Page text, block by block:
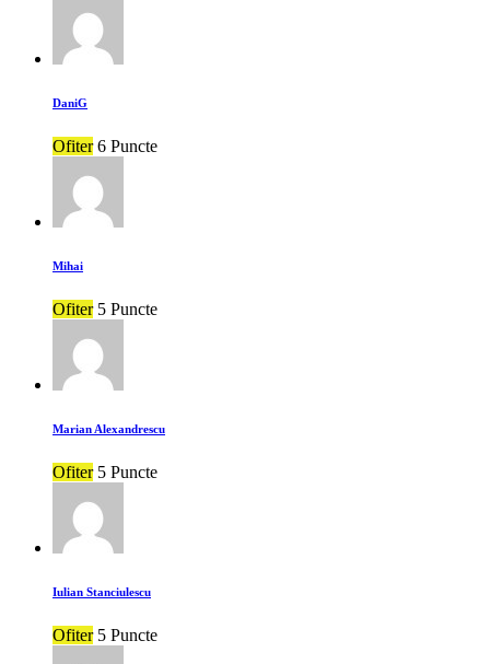
DaniG
Ofiter 6 Puncte
Mihai
Ofiter 5 Puncte
Marian Alexandrescu
Ofiter 5 Puncte
Iulian Stanciulescu
Ofiter 5 Puncte